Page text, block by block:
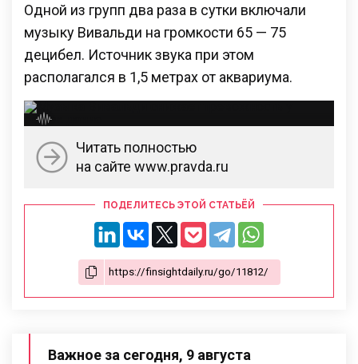
Одной из групп два раза в сутки включали
музыку Вивальди на громкости 65 — 75
децибел. Источник звука при этом
располагался в 1,5 метрах от аквариума.
Читать полностью
на сайте www.pravda.ru
ПОДЕЛИТЕСЬ ЭТОЙ СТАТЬЁЙ
Важное за сегодня, 9 августа